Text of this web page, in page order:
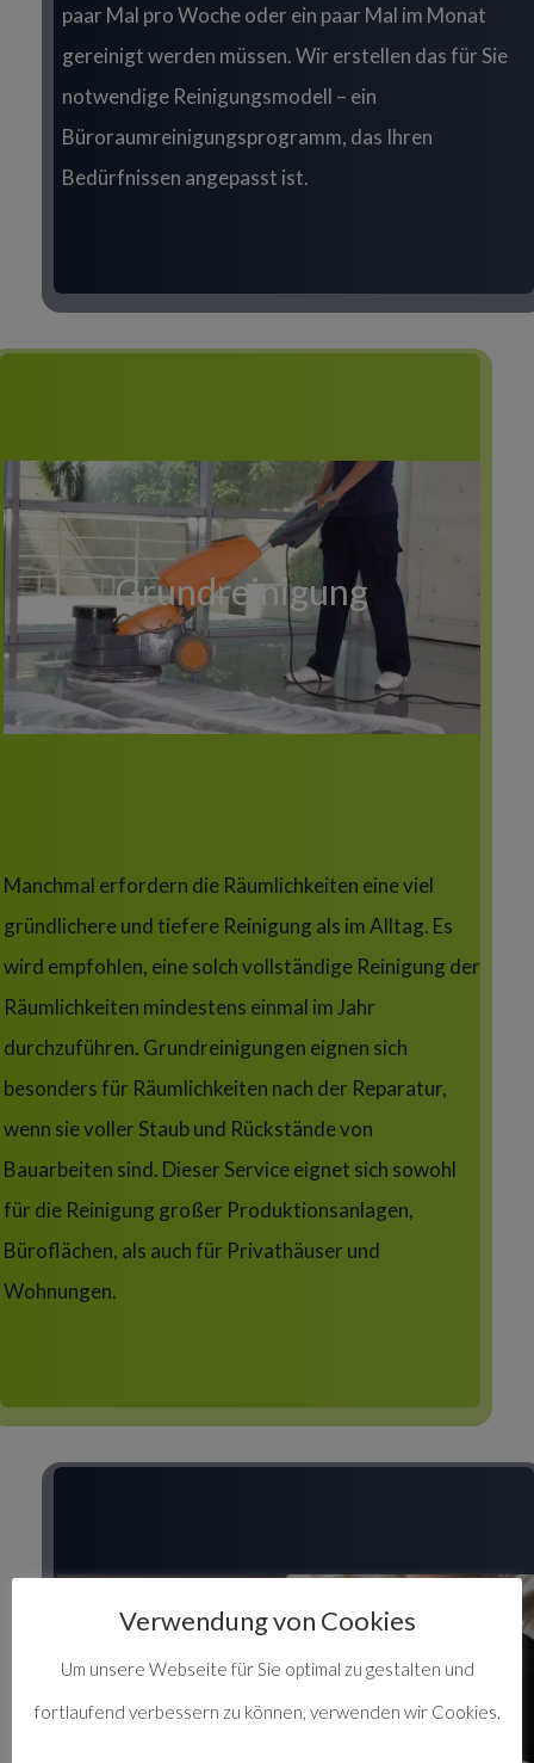
paar Mal pro Woche oder ein paar Mal im Monat
gereinigt werden müssen. Wir erstellen das für Sie
notwendige Reinigungsmodell – ein
Büroraumreinigungsprogramm, das Ihren
Bedürfnissen angepasst ist.
Grundreinigung
Manchmal erfordern die Räumlichkeiten eine viel
gründlichere und tiefere Reinigung als im Alltag. Es
wird empfohlen, eine solch vollständige Reinigung der
Räumlichkeiten mindestens einmal im Jahr
durchzuführen. Grundreinigungen eignen sich
besonders für Räumlichkeiten nach der Reparatur,
wenn sie voller Staub und Rückstände von
Bauarbeiten sind. Dieser Service eignet sich sowohl
für die Reinigung großer Produktionsanlagen,
Büroflächen, als auch für Privathäuser und
Wohnungen.
Hotelreinigung
Verwendung von Cookies
Um unsere Webseite für Sie optimal zu gestalten und
fortlaufend verbessern zu können, verwenden wir Cookies.